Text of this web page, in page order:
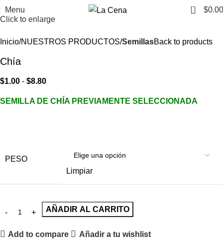
Menu 0 $0.00
Click to enlarge
Inicio NUESTROS PRODUCTOS SemillasBack to products
Chía
$1.00 - $8.80
SEMILLA DE CHÍA PREVIAMENTE SELECCIONADA
PESO
Limpiar
AÑADIR AL CARRITO
Add to compare Añadir a tu wishlist